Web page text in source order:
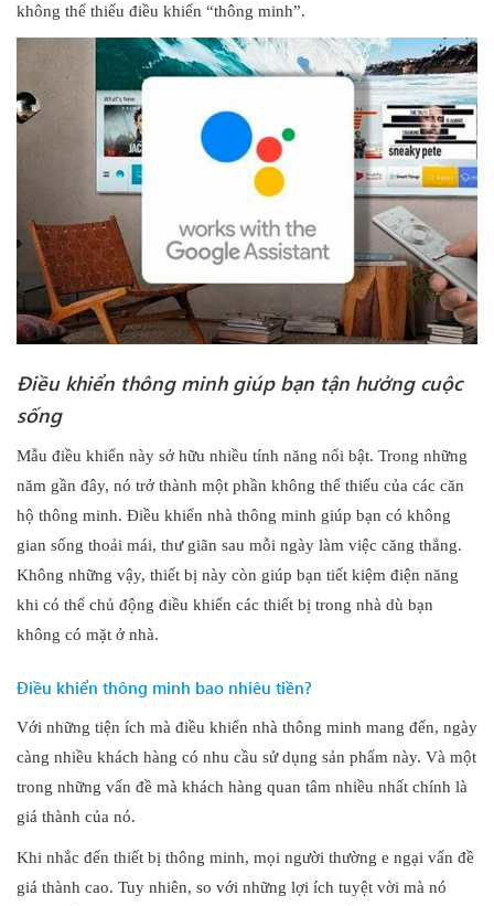
không thể thiếu điều khiển “thông minh”.
Điều khiển thông minh giúp bạn tận hưởng cuộc
sống
Mẫu điều khiển này sở hữu nhiều tính năng nổi bật. Trong những
năm gần đây, nó trở thành một phần không thể thiếu của các căn
hộ thông minh. Điều khiển nhà thông minh giúp bạn có không
gian sống thoải mái, thư giãn sau mỗi ngày làm việc căng thẳng.
Không những vậy, thiết bị này còn giúp bạn tiết kiệm điện năng
khi có thể chủ động điều khiển các thiết bị trong nhà dù bạn
không có mặt ở nhà.
Điều khiển thông minh bao nhiêu tiền?
Với những tiện ích mà điều khiển nhà thông minh mang đến, ngày
càng nhiều khách hàng có nhu cầu sử dụng sản phẩm này. Và một
trong những vấn đề mà khách hàng quan tâm nhiều nhất chính là
giá thành của nó.
Khi nhắc đến thiết bị thông minh, mọi người thường e ngại vấn đề
giá thành cao. Tuy nhiên, so với những lợi ích tuyệt vời mà nó